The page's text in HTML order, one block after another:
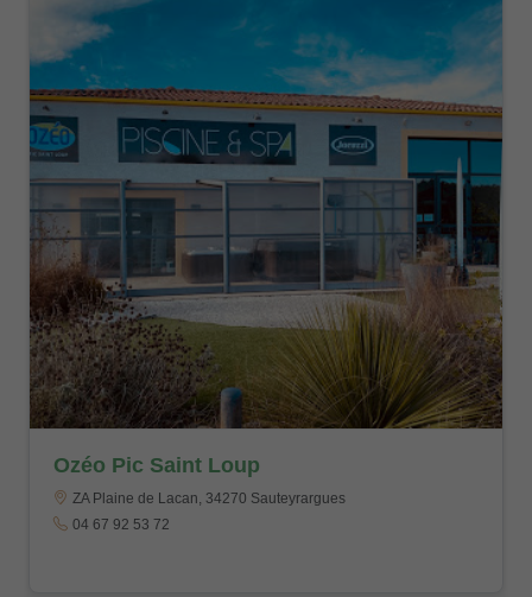
Ozéo Pic Saint Loup
ZA Plaine de Lacan, 34270 Sauteyrargues
04 67 92 53 72